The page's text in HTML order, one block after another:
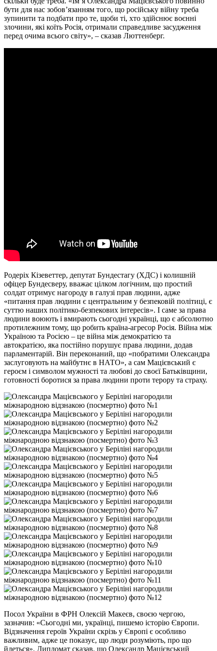
бути для нас зобов’язанням того, що російську війну треба
зупинити та подбати про те, щоби ті, хто здійснює воєнні
злочини, які коїть Росія, отримали справедливе засудження
перед очима всього світу», – сказав Люттенберг.
Родеріх Кізеветтер, депутат Бундестагу (ХДС) і колишній
офіцер Бундесверу, вважає цілком логічним, що простий
солдат отримує нагороду в галузі прав людини, адже
«питання прав людини є центральним у безпековій політиці, є
суттю наших політико-безпекових інтересів». І саме за права
людини воюють і вмирають сьогодні українці, що є абсолютно
протилежним тому, що робить країна-агресор Росія. Війна між
Україною та Росією – це війна між демократією та
автократією, яка постійно порушує права людини, додав
парламентарій. Він переконаний, що «побратими Олександра
заслуговують на майбутнє в НАТО», а сам Мацієвський є
героєм і символом мужності та любові до своєї Батьківщини,
готовності боротися за права людини проти терору та страху.
Посол України в ФРН Олексій Макеєв, своєю чергою,
зазначив: «Сьогодні ми, українці, пишемо історію Європи.
Відзначення героїв України скрізь у Європі є особливо
важливим, адже це показує, що люди розуміють, про що
йдеться». Дипломат сказав, що Олександр Мацієвський